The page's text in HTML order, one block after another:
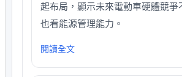
起布局，顯示未來電動車硬體競爭
也看能源管理能力。
閱讀全文